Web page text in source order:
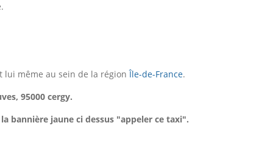
lui même au sein de la régionÎle-de-France.
95000 cergy.
bannière jaune ci dessus "appeler ce taxi".